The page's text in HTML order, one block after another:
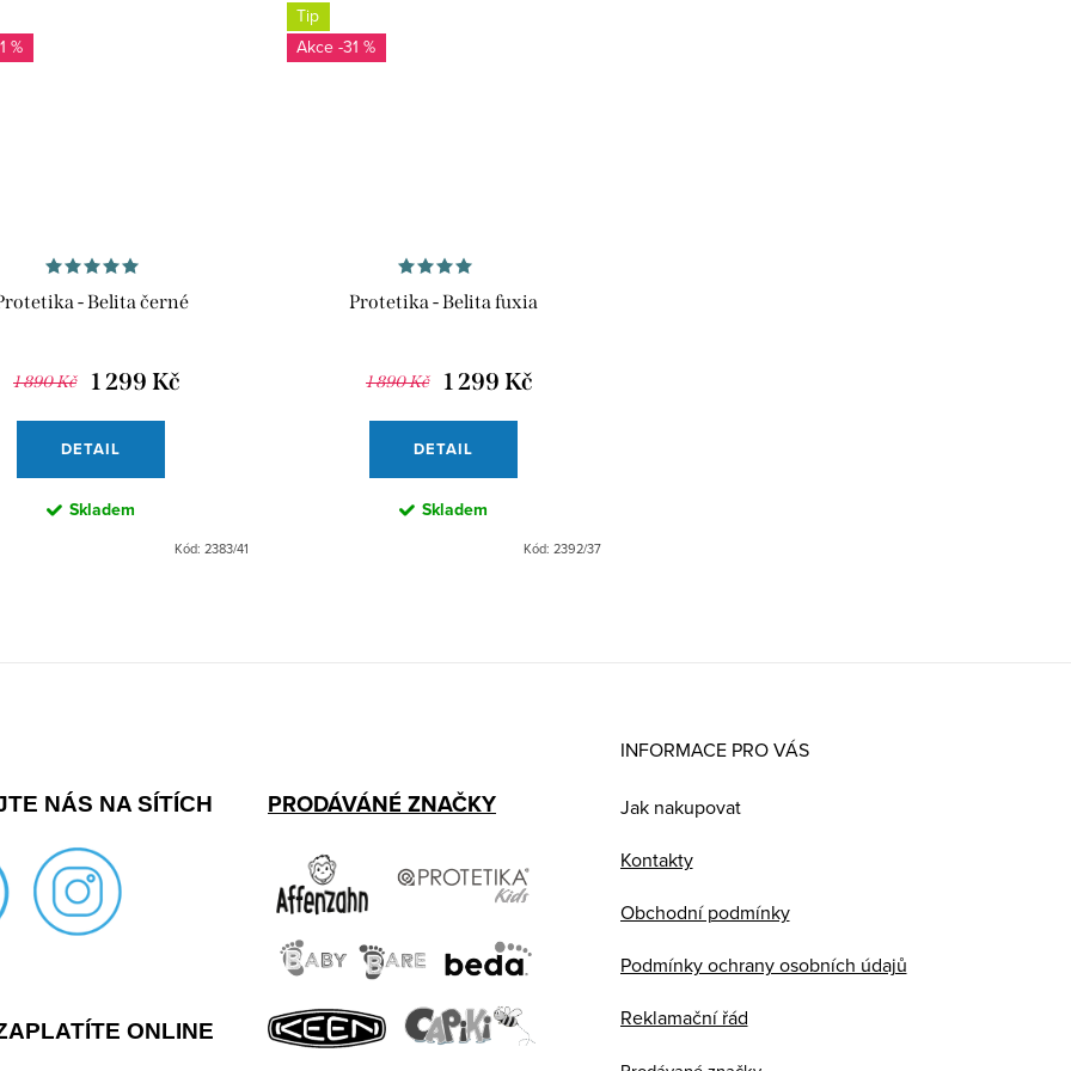
%
- Belita černé
1 890 Kč 1 299 Kč
DETAIL
Skladem
Kód: 2383/41
Tip
-31 %
Protetika - Belita fuxia
1 890 Kč 1 299 Kč
DETAIL
Skladem
Kód: 2392/37
NÁS NA SÍTÍCH
ONLINE
PRODÁVÁNÉ ZNAČKY
INFORMACE PRO VÁS
Jak nakupovat
Kontakty
Obchodní podmínky
Podmínky ochrany osobních údajů
Reklamační řád